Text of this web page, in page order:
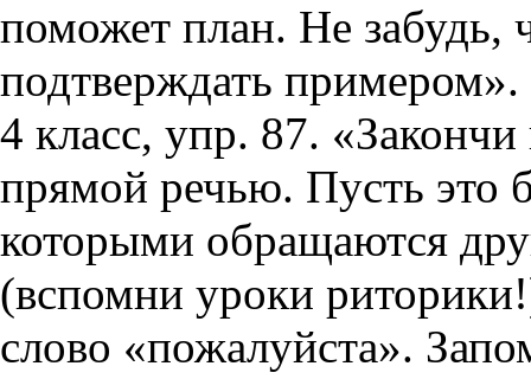
поможет план. Не
подтверждать примером».
4 класс, упр. 87.
прямой речью. Пусть это
которыми обращаются
(вспомни уроки
слово «пожалуйста».